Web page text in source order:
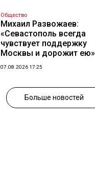
Общество
Михаил Развожаев:
«Севастополь всегда
чувствует поддержку
Москвы и дорожит ею»
07.08.2026 17:25
Больше новостей